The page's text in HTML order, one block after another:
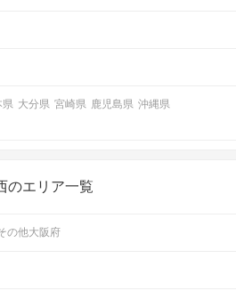
県 大分県 宮崎県 鹿児島県 沖縄県
のエリア一覧
の他大阪府